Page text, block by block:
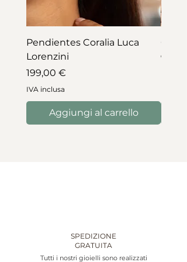
Pendientes Coralia Luca
Lorenzini
Prezzo
199,00 €
IVA inclusa
Aggiungi al carrello
Prezzo
SPEDIZIONE
GRATUITA
Tutti i nostri gioielli sono realizzati